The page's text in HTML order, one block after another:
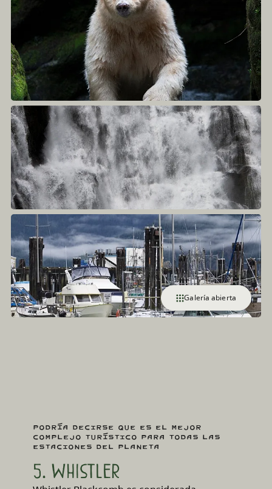
Galería abierta
Podría decirse que es el mejor
complejo turístico para todas las
estaciones del planeta
5. Whistler